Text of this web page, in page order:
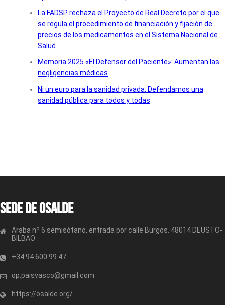
La FADSP rechaza el Proyecto de Real Decreto por el que
se regula el procedimiento de financiación y fijación de
precios de los medicamentos en el Sistema Nacional de
Salud.
Memoria 2025 «El Defensor del Paciente»: Aumentan las
negligencias médicas
Ni un euro para la sanidad privada: Defendamos una
sanidad pública para todos y todas
Sede de OSALDE
Araba nº 6 semisótano, entrada por calle Burgos. 48014 DEUSTO-
BILBAO
+34 94 600 99 47
op.paisvasco@gmail.com
https://osalde.org/